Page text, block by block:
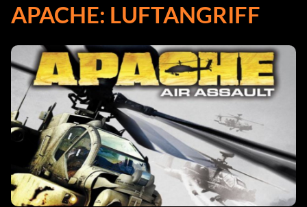
APACHE: LUFTANGRIFF